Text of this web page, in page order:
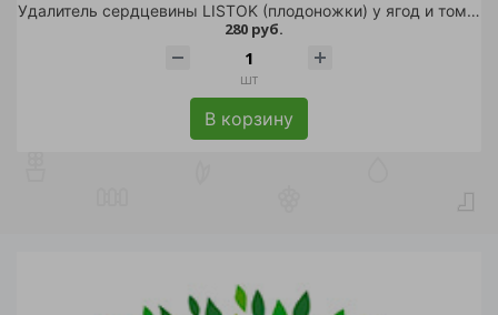
Удалитель сердцевины LISTOK (плодоножки) у ягод и томатов
280 руб.
шт
В корзину